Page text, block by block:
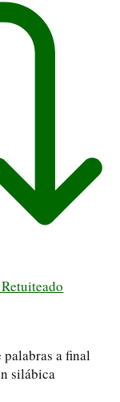
a final
silábica